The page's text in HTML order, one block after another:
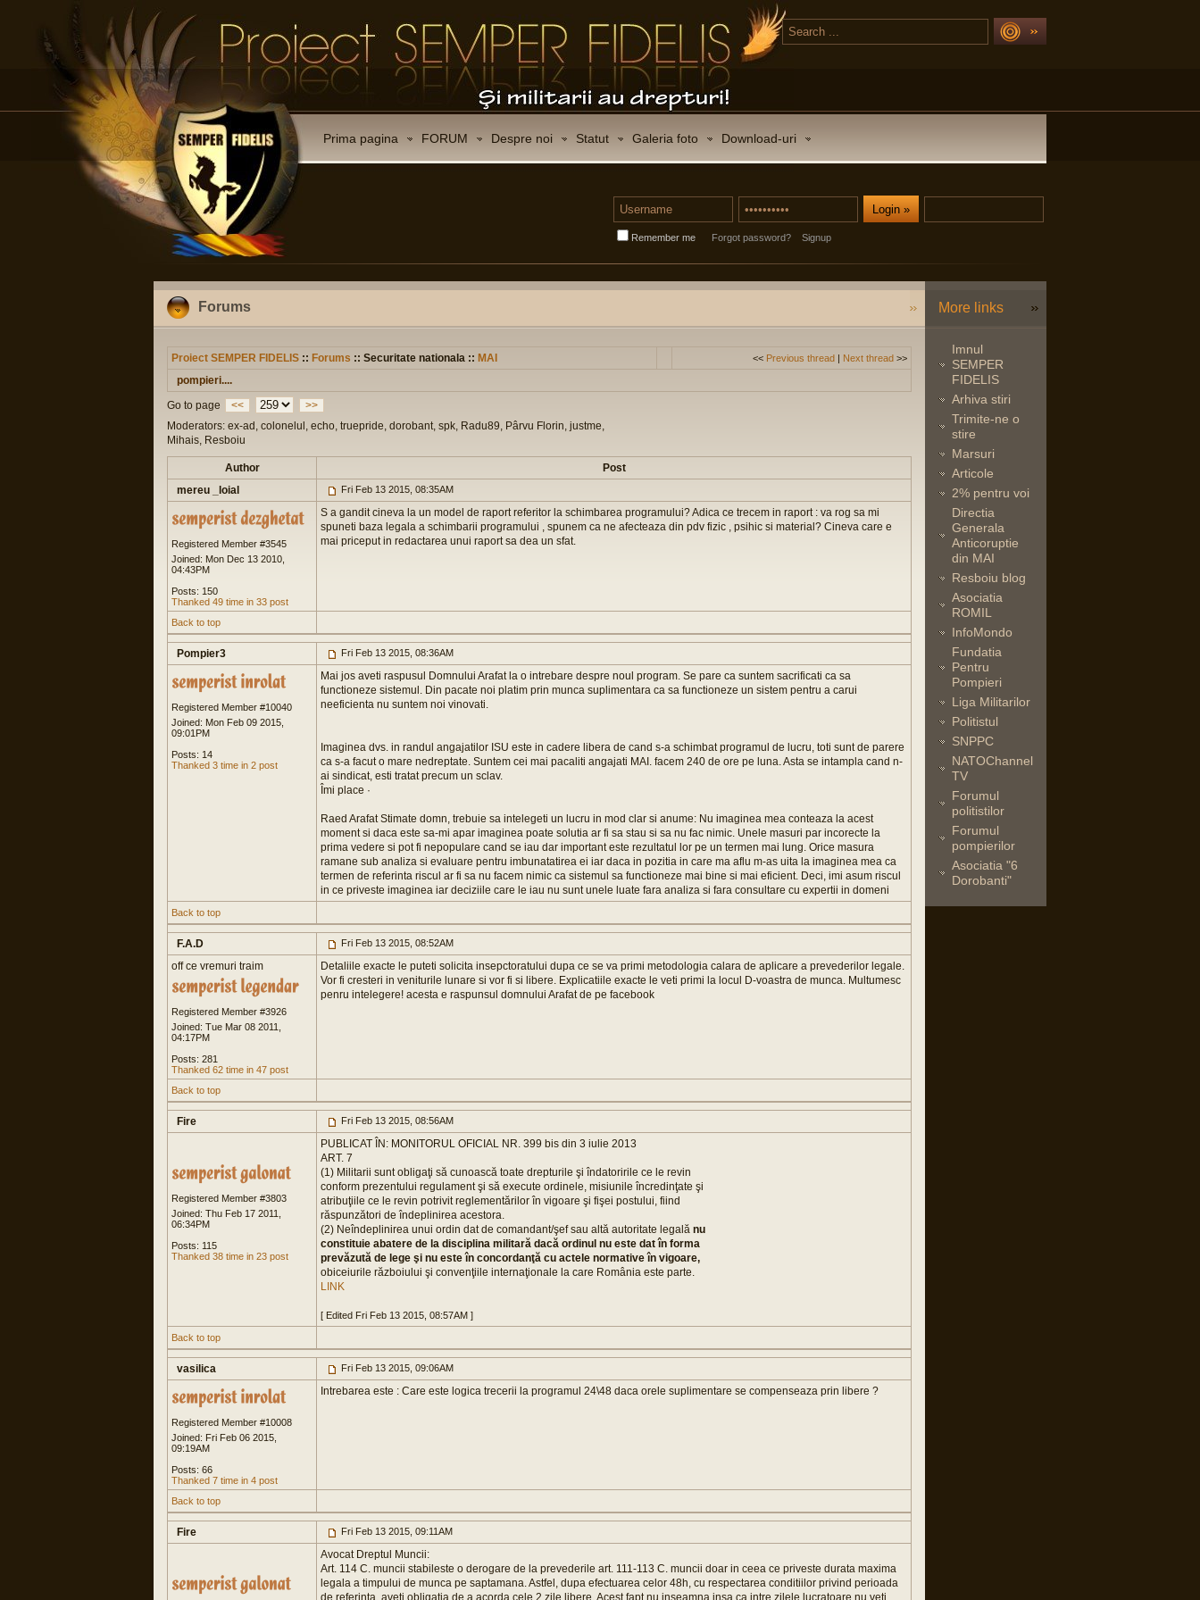
Prima pagina FORUM Despre noi Statut Galeria foto Download-uri
Remember me Forgot password? Signup
Forums
Proiect SEMPER FIDELIS :: Forums :: Securitate nationala :: MAI << Previous thread | Next thread >>
pompieri....
Go to page
<<
>>
Moderators: ex-ad, colonelul, echo, truepride, dorobant, spk, Radu89, Pârvu Florin, justme,
Mihais, Resboiu
Author
Post
mereu _loial
Fri Feb 13 2015, 08:35AM
Registered Member #3545
Joined: Mon Dec 13 2010,
04:43PM
Posts: 150
Thanked 49 time in 33 post
S a gandit cineva la un model de raport referitor la schimbarea programului? Adica ce trecem in raport : va rog sa mi
spuneti baza legala a schimbarii programului , spunem ca ne afecteaza din pdv fizic , psihic si material? Cineva care e
mai priceput in redactarea unui raport sa dea un sfat.
Back to top
Pompier3 Fri Feb 13 2015, 08:36AM
Registered Member #10040
Joined: Mon Feb 09 2015,
09:01PM
Posts: 14
Thanked 3 time in 2 post
Mai jos aveti raspusul Domnului Arafat la o intrebare despre noul program. Se pare ca suntem sacrificati ca sa
functioneze sistemul. Din pacate noi platim prin munca suplimentara ca sa functioneze un sistem pentru a carui
neeficienta nu suntem noi vinovati.
Imaginea dvs. in randul angajatilor ISU este in cadere libera de cand s-a schimbat programul de lucru, toti sunt de parere
ca s-a facut o mare nedreptate. Suntem cei mai pacaliti angajati MAI. facem 240 de ore pe luna. Asta se intampla cand n-
ai sindicat, esti tratat precum un sclav.
Îmi place ·
Raed Arafat Stimate domn, trebuie sa intelegeti un lucru in mod clar si anume: Nu imaginea mea conteaza la acest
moment si daca este sa-mi apar imaginea poate solutia ar fi sa stau si sa nu fac nimic. Unele masuri par incorecte la
prima vedere si pot fi nepopulare cand se iau dar important este rezultatul lor pe un termen mai lung. Orice masura
ramane sub analiza si evaluare pentru imbunatatirea ei iar daca in pozitia in care ma aflu m-as uita la imaginea mea ca
termen de referinta riscul ar fi sa nu facem nimic ca sistemul sa functioneze mai bine si mai eficient. Deci, imi asum riscul
in ce priveste imaginea iar deciziile care le iau nu sunt unele luate fara analiza si fara consultare cu expertii in domeni
Back to top
F.A.D Fri Feb 13 2015, 08:52AM
off ce vremuri traim
Registered Member #3926
Joined: Tue Mar 08 2011,
04:17PM
Posts: 281
Thanked 62 time in 47 post
Detaliile exacte le puteti solicita insepctoratului dupa ce se va primi metodologia calara de aplicare a prevederilor legale.
Vor fi cresteri in veniturile lunare si vor fi si libere. Explicatiile exacte le veti primi la locul D-voastra de munca. Multumesc
penru intelegere! acesta e raspunsul domnului Arafat de pe facebook
Back to top
Fire Fri Feb 13 2015, 08:56AM
Registered Member #3803
Joined: Thu Feb 17 2011,
06:34PM
Posts: 115
Thanked 38 time in 23 post
PUBLICAT ÎN: MONITORUL OFICIAL NR. 399 bis din 3 iulie 2013
ART. 7
(1) Militarii sunt obligaţi să cunoască toate drepturile şi îndatoririle ce le revin
conform prezentului regulament şi să execute ordinele, misiunile încredinţate şi
atribuţiile ce le revin potrivit reglementărilor în vigoare şi fişei postului, fiind
răspunzători de îndeplinirea acestora.
(2) Neîndeplinirea unui ordin dat de comandant/şef sau altă autoritate legală nu
constituie abatere de la disciplina militară dacă ordinul nu este dat în forma
prevăzută de lege şi nu este în concordanţă cu actele normative în vigoare,
obiceiurile războiului şi convenţiile internaţionale la care România este parte.
LINK
[ Edited Fri Feb 13 2015, 08:57AM ]
Back to top
vasilica Fri Feb 13 2015, 09:06AM
Registered Member #10008
Joined: Fri Feb 06 2015,
09:19AM
Posts: 66
Thanked 7 time in 4 post
Intrebarea este : Care este logica trecerii la programul 24\48 daca orele suplimentare se compenseaza prin libere ?
Back to top
Fire Fri Feb 13 2015, 09:11AM
Avocat Dreptul Muncii:
Art. 114 C. muncii stabileste o derogare de la prevederile art. 111-113 C. muncii doar in ceea ce priveste durata maxima
legala a timpului de munca pe saptamana. Astfel, dupa efectuarea celor 48h, cu respectarea conditiilor privind perioada
de referinta, aveti obligatia de a acorda cele 2 zile libere. Acest fapt nu inseamna insa ca intre zilele lucratoare nu veti
More links
Imnul
SEMPER
FIDELIS
Arhiva stiri
Trimite-ne o
stire
Marsuri
Articole
2% pentru voi
Directia
Generala
Anticoruptie
din MAI
Resboiu blog
Asociatia
ROMIL
InfoMondo
Fundatia
Pentru
Pompieri
Liga Militarilor
Politistul
SNPPC
NATOChannel
TV
Forumul
politistilor
Forumul
pompierilor
Asociatia "6
Dorobanti"